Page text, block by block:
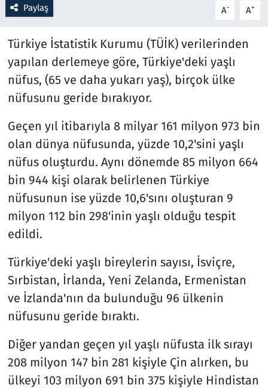
Paylaş A- A+
Türkiye İstatistik Kurumu (TÜİK) verilerinden
yapılan derlemeye göre, Türkiye'deki yaşlı
nüfus, (65 ve daha yukarı yaş), birçok ülke
nüfusunu geride bırakıyor.
Geçen yıl itibarıyla 8 milyar 161 milyon 973 bin
olan dünya nüfusunda, yüzde 10,2'sini yaşlı
nüfus oluşturdu. Aynı dönemde 85 milyon 664
bin 944 kişi olarak belirlenen Türkiye
nüfusunun ise yüzde 10,6'sını oluşturan 9
milyon 112 bin 298'inin yaşlı olduğu tespit
edildi.
Türkiye'deki yaşlı bireylerin sayısı, İsviçre,
Sırbistan, İrlanda, Yeni Zelanda, Ermenistan
ve İzlanda'nın da bulunduğu 96 ülkenin
nüfusunu geride bıraktı.
Diğer yandan geçen yıl yaşlı nüfusta ilk sırayı
208 milyon 147 bin 281 kişiyle Çin alırken, bu
ülkeyi 103 milyon 691 bin 375 kişiyle Hindistan
Savunma Sanayi
Seçim 2023
Spor
Teknoloji ve Bilim
Televizyon